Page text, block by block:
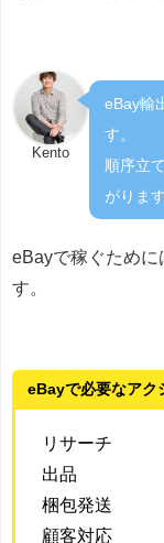
Kento
eBay輸
す。
順序立
がります
eBayで稼ぐために
す。
eBayで必要なアク
リサーチ
出品
梱包発送
顧客対応